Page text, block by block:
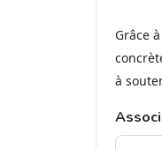
Grâce
à